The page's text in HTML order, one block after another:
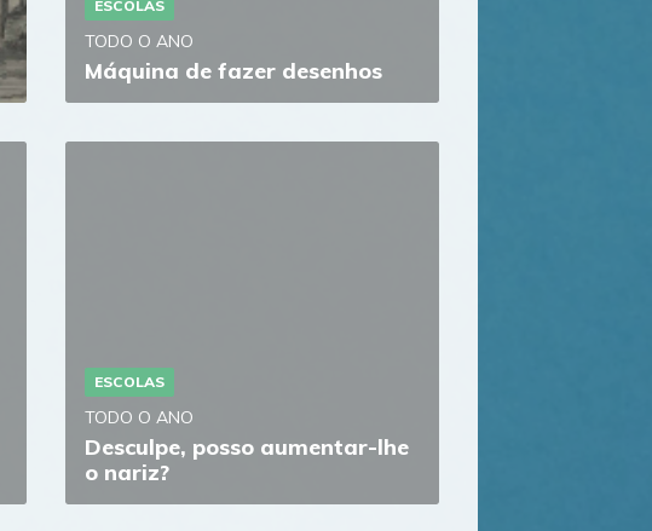
ESCOLAS
TODO O ANO
Máquina de fazer desenhos
ESCOLAS
TODO O ANO
Desculpe, posso aumentar-lhe
o nariz?